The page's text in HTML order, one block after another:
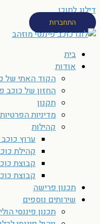
דילוג לתוכן
התחברות
בית
אודות
הקוד האתי של
החזון של כוכב
תקנון
מדיניות הפרטיות
קהילות
ערוץ כוכב
קהילת
קבוצת
קבוצת
תכנון פרישה
שירותים נוספים
תכנון פיננסי